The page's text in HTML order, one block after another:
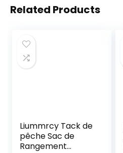
Related Products
Liummrcy Tack de
pêche Sac de
Rangement